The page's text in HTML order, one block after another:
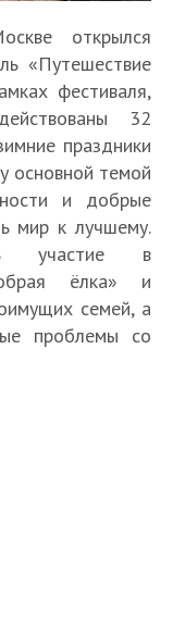
открылся
«Путешествие
фестиваля,
32
праздники
основной темой
и добрые
мир к лучшему.
участие в
ёлка» и
семей, а
проблемы со